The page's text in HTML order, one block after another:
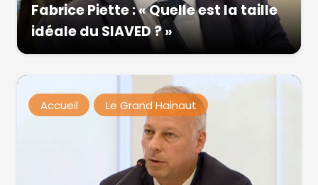
Fabrice Piette : « Quelle est la taille
idéale du SIAVED ? »
Accueil Le Grand Hainaut